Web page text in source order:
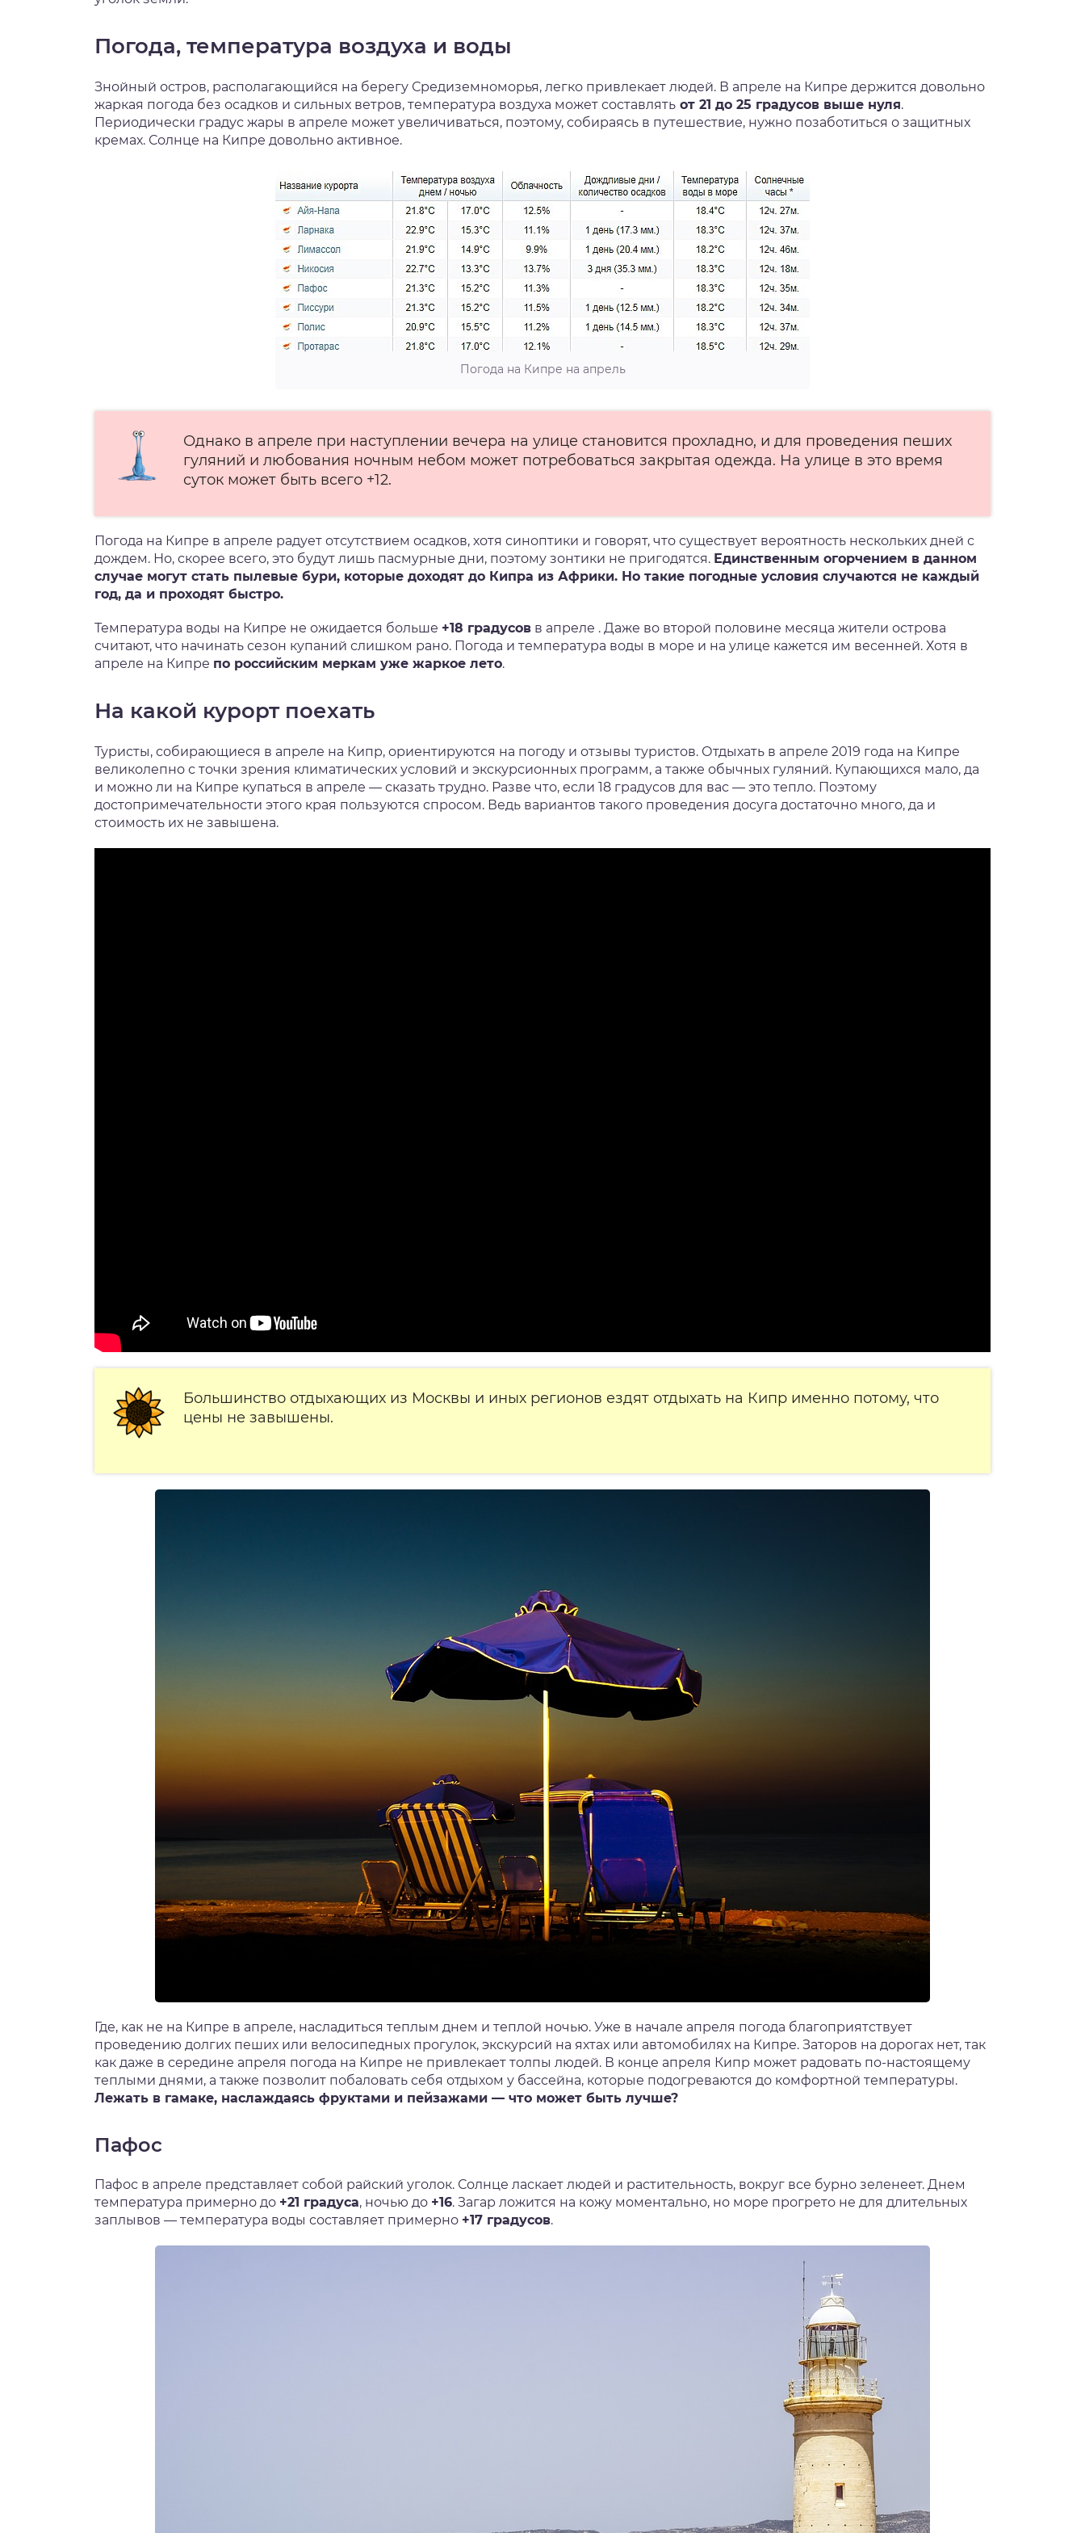
Погода, температура воздуха и воды
Знойный остров, располагающийся на берегу Средиземноморья, легко привлекает людей. В апреле на Кипре держится довольно
жаркая погода без осадков и сильных ветров, температура воздуха может составлять от 21 до 25 градусов выше нуля.
Периодически градус жары в апреле может увеличиваться, поэтому, собираясь в путешествие, нужно позаботиться о защитных
кремах. Солнце на Кипре довольно активное.
Погода на Кипре на апрель
Однако в апреле при наступлении вечера на улице становится прохладно, и для проведения пеших
гуляний и любования ночным небом может потребоваться закрытая одежда. На улице в это время
суток может быть всего +12.
Погода на Кипре в апреле радует отсутствием осадков, хотя синоптики и говорят, что существует вероятность нескольких дней с
дождем. Но, скорее всего, это будут лишь пасмурные дни, поэтому зонтики не пригодятся. Единственным огорчением в данном
случае могут стать пылевые бури, которые доходят до Кипра из Африки. Но такие погодные условия случаются не каждый
год, да и проходят быстро.
Температура воды на Кипре не ожидается больше +18 градусов в апреле . Даже во второй половине месяца жители острова
считают, что начинать сезон купаний слишком рано. Погода и температура воды в море и на улице кажется им весенней. Хотя в
апреле на Кипре по российским меркам уже жаркое лето.
На какой курорт поехать
Туристы, собирающиеся в апреле на Кипр, ориентируются на погоду и отзывы туристов. Отдыхать в апреле 2019 года на Кипре
великолепно с точки зрения климатических условий и экскурсионных программ, а также обычных гуляний. Купающихся мало, да
и можно ли на Кипре купаться в апреле — сказать трудно. Разве что, если 18 градусов для вас — это тепло. Поэтому
достопримечательности этого края пользуются спросом. Ведь вариантов такого проведения досуга достаточно много, да и
стоимость их не завышена.
Большинство отдыхающих из Москвы и иных регионов ездят отдыхать на Кипр именно потому, что
цены не завышены.
Где, как не на Кипре в апреле, насладиться теплым днем и теплой ночью. Уже в начале апреля погода благоприятствует
проведению долгих пеших или велосипедных прогулок, экскурсий на яхтах или автомобилях на Кипре. Заторов на дорогах нет, так
как даже в середине апреля погода на Кипре не привлекает толпы людей. В конце апреля Кипр может радовать по-настоящему
теплыми днями, а также позволит побаловать себя отдыхом у бассейна, которые подогреваются до комфортной температуры.
Лежать в гамаке, наслаждаясь фруктами и пейзажами — что может быть лучше?
Пафос
Пафос в апреле представляет собой райский уголок. Солнце ласкает людей и растительность, вокруг все бурно зеленеет. Днем
температура примерно до +21 градуса, ночью до +16. Загар ложится на кожу моментально, но море прогрето не для длительных
заплывов — температура воды составляет примерно +17 градусов.